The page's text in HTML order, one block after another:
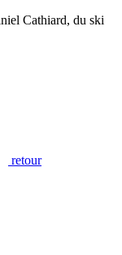
Cathiard, du ski
retour